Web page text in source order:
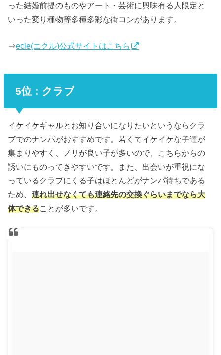
った結婚前提のものやアート・芸術に興味有る人限定と
いった変り種物等多種多彩な街コンがあります。
⇒ecle(エクル)公式サイトはこちら
5位：クラブ
イケイケギャルとお知り合いになりたいというならクラ
ブでのナンパがおすすめです。若くてイケイケな子達が
集まりやすく、ノリが良い子が多いので、こちらからの
誘いにものってきやすいです。また、出会いが重視にな
っているクラブにくる子はほとんどがナンパ待ちである
ため、連れ出せなくても連絡先の交換ぐらいまでなら大
体できることが多いです。